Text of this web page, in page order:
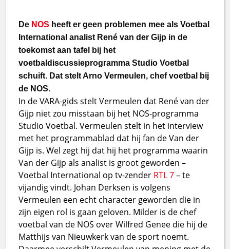
De NOS heeft er geen problemen mee als Voetbal
International analist René van der Gijp in de
toekomst aan tafel bij het
voetbaldiscussieprogramma Studio Voetbal
schuift. Dat stelt Arno Vermeulen, chef voetbal bij
de NOS.
In de VARA-gids stelt Vermeulen dat René van der
Gijp niet zou misstaan bij het NOS-programma
Studio Voetbal. Vermeulen stelt in het interview
met het programmablad dat hij fan de Van der
Gijp is. Wel zegt hij dat hij het programma waarin
Van der Gijp als analist is groot geworden –
Voetbal International op tv-zender RTL 7– te
vijandig vindt. Johan Derksen is volgens
Vermeulen een echt character geworden die in
zijn eigen rol is gaan geloven. Milder is de chef
voetbal van de NOS over Wilfred Genee die hij de
Matthijs van Nieuwkerk van de sport noemt.